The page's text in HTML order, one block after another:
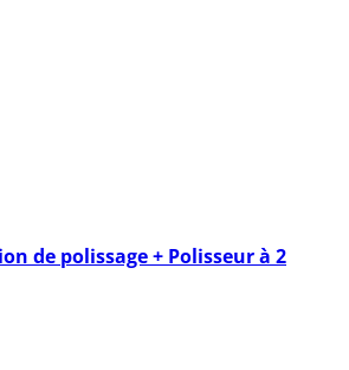
de polissage + Polisseur à 2